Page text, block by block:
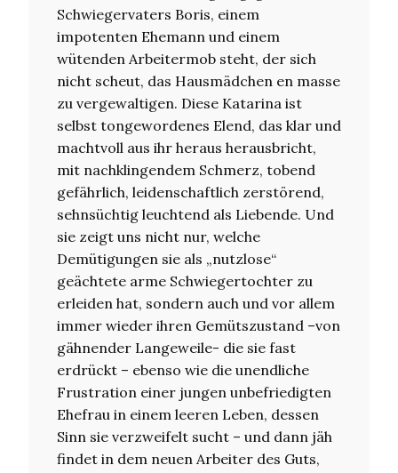
Schwiegervaters Boris, einem
impotenten Ehemann und einem
wütenden Arbeitermob steht, der sich
nicht scheut, das Hausmädchen en masse
zu vergewaltigen. Diese Katarina ist
selbst tongewordenes Elend, das klar und
machtvoll aus ihr heraus herausbricht,
mit nachklingendem Schmerz, tobend
gefährlich, leidenschaftlich zerstörend,
sehnsüchtig leuchtend als Liebende. Und
sie zeigt uns nicht nur, welche
Demütigungen sie als „nutzlose“
geächtete arme Schwiegertochter zu
erleiden hat, sondern auch und vor allem
immer wieder ihren Gemütszustand –von
gähnender Langeweile- die sie fast
erdrückt – ebenso wie die unendliche
Frustration einer jungen unbefriedigten
Ehefrau in einem leeren Leben, dessen
Sinn sie verzweifelt sucht – und dann jäh
findet in dem neuen Arbeiter des Guts,